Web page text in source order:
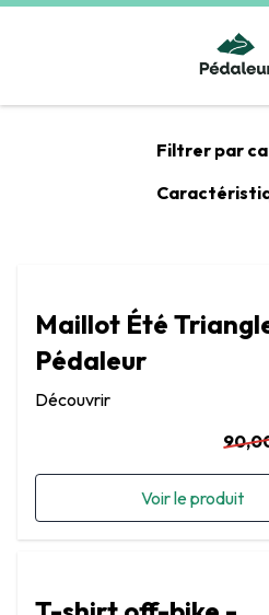
Filtrer par
Maillot Été
Pédaleur
Découvrir
Voir le produit